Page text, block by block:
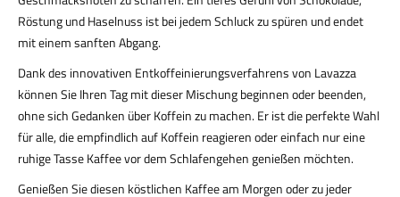
Röstung und Haselnuss ist bei jedem Schluck zu spüren und endet
mit einem sanften Abgang.
Dank des innovativen Entkoffeinierungsverfahrens von Lavazza
können Sie Ihren Tag mit dieser Mischung beginnen oder beenden,
ohne sich Gedanken über Koffein zu machen. Er ist die perfekte Wahl
für alle, die empfindlich auf Koffein reagieren oder einfach nur eine
ruhige Tasse Kaffee vor dem Schlafengehen genießen möchten.
Genießen Sie diesen köstlichen Kaffee am Morgen oder zu jeder